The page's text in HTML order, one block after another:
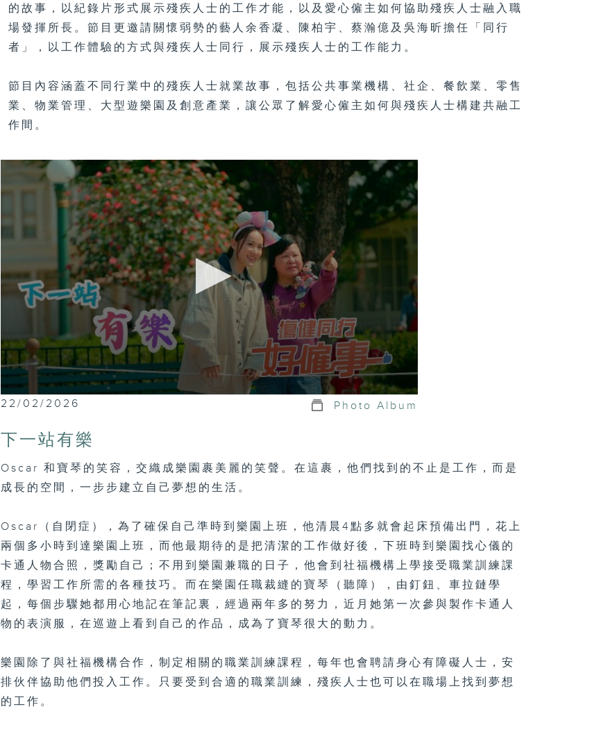
的故事，以紀錄片形式展示殘疾人士的工作才能，以及愛心僱主如何協助殘疾人士融入職
場發揮所長。節目更邀請關懷弱勢的藝人余香凝、陳柏宇、蔡瀚億及吳海昕擔任「同行
者」，以工作體驗的方式與殘疾人士同行，展示殘疾人士的工作能力。
節目內容涵蓋不同行業中的殘疾人士就業故事，包括公共事業機構、社企、餐飲業、零售
業、物業管理、大型遊樂園及創意產業，讓公眾了解愛心僱主如何與殘疾人士構建共融工
作間。
0
seconds
23
minutes,
seconds Volume
22/02/2026 Photo Album
下一站有樂
Oscar 和寶琴的笑容，交織成樂園裹美麗的笑聲。在這裹，他們找到的不止是工作，而是
成長的空間，一步步建立自己夢想的生活。
Oscar（自閉症），為了確保自己準時到樂園上班，他清晨4點多就會起床預備出門，花上
兩個多小時到達樂園上班，而他最期待的是把清潔的工作做好後，下班時到樂園找心儀的
卡通人物合照，獎勵自己；不用到樂園兼職的日子，他會到社福機構上學接受職業訓練課
程，學習工作所需的各種技巧。而在樂園任職裁縫的寶琴（聽障），由釘鈕、車拉鏈學
起，每個步驟她都用心地記在筆記裏，經過兩年多的努力，近月她第一次參與製作卡通人
物的表演服，在巡遊上看到自己的作品，成為了寶琴很大的動力。
樂園除了與社福機構合作，制定相關的職業訓練課程，每年也會聘請身心有障礙人士，安
排伙伴協助他們投入工作。只要受到合適的職業訓練，殘疾人士也可以在職場上找到夢想
的工作。